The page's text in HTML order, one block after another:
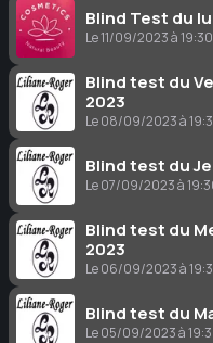
Blind Test du
Le 11/09/2023 à 19:30
Blind test du
2023
Le 08/09/2023 à
Blind test du
Le 07/09/2023 à
Blind test du
2023
Le 06/09/2023 à
Blind test du
Le 05/09/2023 à